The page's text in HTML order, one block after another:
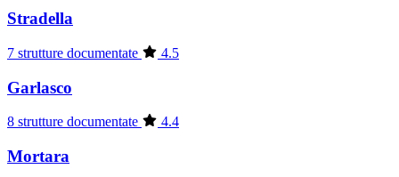
Stradella
7 strutture documentate 4.5
Garlasco
8 strutture documentate 4.4
Mortara